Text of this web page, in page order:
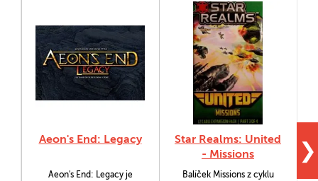
Aeon's End: Legacy
Aeon's End: Legacy je
Star Realms: United
- Missions
Balíček Missions z cyklu
❯